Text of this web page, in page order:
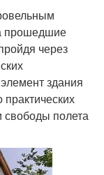
прошедшие
через
здания
свободы полета